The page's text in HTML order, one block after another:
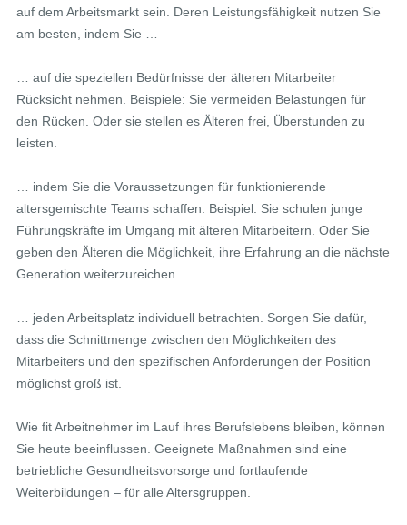
auf dem Arbeitsmarkt sein. Deren Leistungsfähigkeit nutzen Sie
am besten, indem Sie …
… auf die speziellen Bedürfnisse der älteren Mitarbeiter
Rücksicht nehmen. Beispiele: Sie vermeiden Belastungen für
den Rücken. Oder sie stellen es Älteren frei, Überstunden zu
leisten.
… indem Sie die Voraussetzungen für funktionierende
altersgemischte Teams schaffen. Beispiel: Sie schulen junge
Führungskräfte im Umgang mit älteren Mitarbeitern. Oder Sie
geben den Älteren die Möglichkeit, ihre Erfahrung an die nächste
Generation weiterzureichen.
… jeden Arbeitsplatz individuell betrachten. Sorgen Sie dafür,
dass die Schnittmenge zwischen den Möglichkeiten des
Mitarbeiters und den spezifischen Anforderungen der Position
möglichst groß ist.
Wie fit Arbeitnehmer im Lauf ihres Berufslebens bleiben, können
Sie heute beeinflussen. Geeignete Maßnahmen sind eine
betriebliche Gesundheitsvorsorge und fortlaufende
Weiterbildungen – für alle Altersgruppen.